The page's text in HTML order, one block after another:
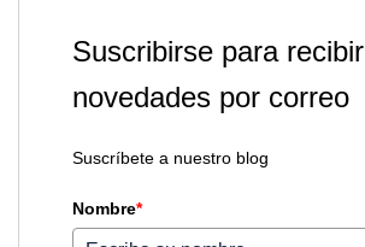
Suscribirse para recibir
novedades por correo
Suscríbete a nuestro blog
Nombre*